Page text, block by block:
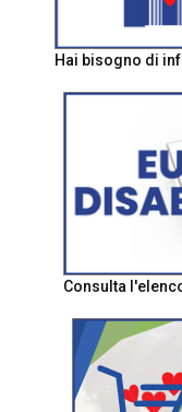
Hai bisogno di
Consulta